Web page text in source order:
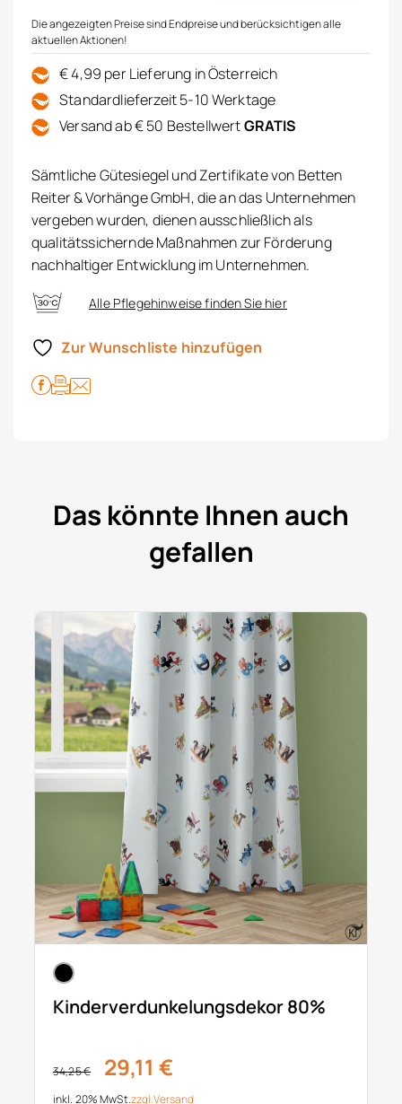
Die angezeigten Preise sind Endpreise und berücksichtigen alle
aktuellen Aktionen!
€ 4,99 per Lieferung in Österreich
Standardlieferzeit 5-10 Werktage
Versand ab € 50 BestellwertGRATIS
Sämtliche Gütesiegel und Zertifikate von Betten
Reiter & Vorhänge GmbH, die an das Unternehmen
vergeben wurden, dienen ausschließlich als
qualitätssichernde Maßnahmen zur Förderung
nachhaltiger Entwicklung im Unternehmen.
Alle Pflegehinweise finden Sie hier
Zur Wunschliste hinzufügen
Das könnte Ihnen auch
gefallen
Kinderverdunkelungsdekor 80%
34,25 € 29,11 €
inkl. 20% MwSt.zzgl.Versand